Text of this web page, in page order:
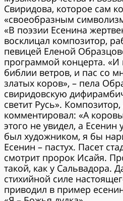
Свиридова, которое сам
«своеобразным
«В поэзии Есенина
восклицал композитор,
певицей Еленой
программой концерта.
библии ветров, и пас со
златых коров», – пела
свиридовскую
светит Русь».
комментировал: «А
этого не увидел, а Есенин
был художником, я бы
Есенин – пастух. Пасет
смотрит пророк Исайя.
такой, как у Сальвадора.
стихийной силе
приводил в пример